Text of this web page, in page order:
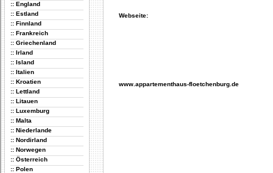
:: England
:: Estland
:: Finnland
:: Frankreich
:: Griechenland
:: Irland
:: Island
:: Italien
:: Kroatien
:: Lettland
:: Litauen
:: Luxemburg
:: Malta
:: Niederlande
:: Nordirland
:: Norwegen
:: Österreich
:: Polen
Webseite:
www.appartementhaus-floetchenburg.de